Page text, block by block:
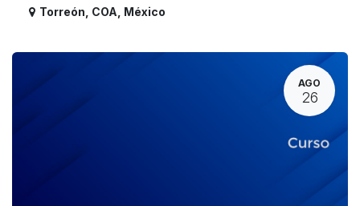
Torreón COA México
AGO
26